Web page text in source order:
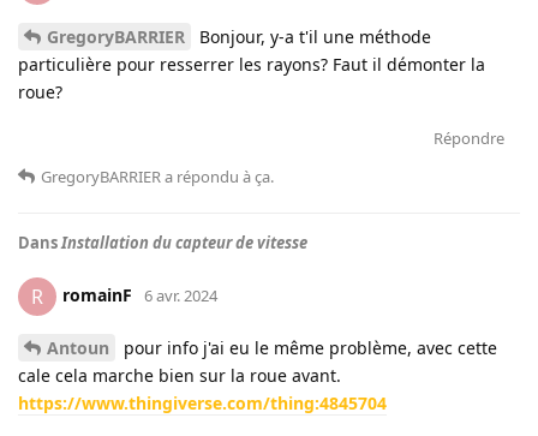
GregoryBARRIER
Bonjour, y-a t'il une méthode
particulière pour resserrer les rayons? Faut il démonter la
roue?
Répondre
GregoryBARRIERa répondu à ça.
DansInstallation du capteur de vitesse
R romainF 6 avr. 2024
Antoun
pour info j'ai eu le même problème, avec cette
cale cela marche bien sur la roue avant.
https://www.thingiverse.com/thing:4845704